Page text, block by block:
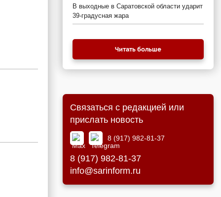
В выходные в Саратовской области ударит
39-градусная жара
Читать больше
Связаться с редакцией или
прислать новость
8 (917) 982-81-37
8 (917) 982-81-37
info@sarinform.ru